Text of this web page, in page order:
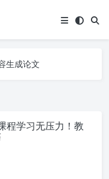
生成论文
生成论文
程学习无压力！教